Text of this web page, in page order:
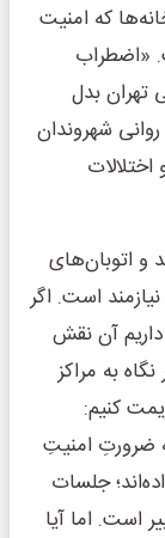
که امنیت
«اضطراب
بدل
شهروندان
و اتوبان‌های
است. اگر
آن نقش
به مراکز
کنیم:
ضرورتِ امنیتِ
جلسات
است. اما آیا